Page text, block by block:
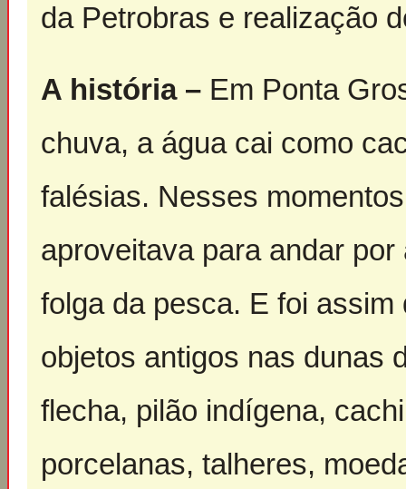
da Petrobras e realização
A história – Em Ponta
chuva, a água cai como
falésias. Nesses
aproveitava para andar
folga da pesca. E foi
objetos antigos nas dunas
flecha, pilão indígena,
porcelanas, talheres,